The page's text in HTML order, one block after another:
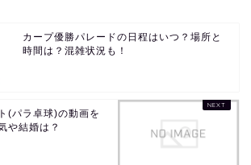
カープ優勝パレードの日程はいつ？場所と
時間は？混雑状況も！
(パラ卓球)の動画を
や結婚は？